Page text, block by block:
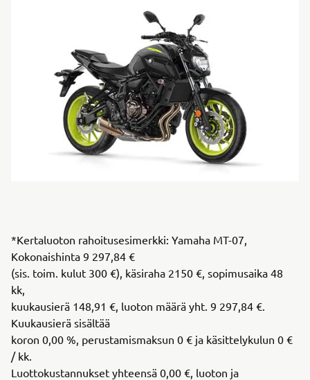
*Kertaluoton rahoitusesimerkki: Yamaha MT-07,
Kokonaishinta 9 297,84 €
(sis. toim. kulut 300 €), käsiraha 2150 €, sopimusaika 48
kk,
kuukausierä 148,91 €, luoton määrä yht. 9 297,84 €.
Kuukausierä sisältää
koron 0,00 %, perustamismaksun 0 € ja käsittelykulun 0 €
/ kk.
Luottokustannukset yhteensä 0,00 €, luoton ja